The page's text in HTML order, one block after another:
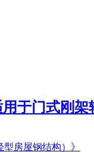
于门式刚架